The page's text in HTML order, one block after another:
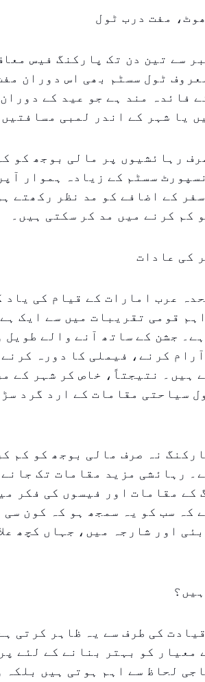
مفت درب ٹول
سے تین دن تک پارکنگ فیس
ٹول سسٹم بھی اس دوران
فائدہ مند ہے جو عید کے
یا شہر کے اندر لمبی مسافتیں
رہائشیوں پر مالی بوجھ کو
سسٹم کے زیادہ ہموار
کے اضافے کو مد نظر رکھتے
کم کرنے میں مد کر سکتی ہیں۔
کی عادات
عرب امارات کے قیام کی یاد
قومی تقریبات میں سے ایک
جشن کے ساتھ آنے والے طویل
کرنے، فیملی کا دورہ
ہیں۔ نتیجتاً، خاص کر شہر کے
سیاحتی مقامات کے ارد گرد
نہ صرف مالی بوجھ کو کم
رہائشی مزید مقامات تک
مقامات اور فیسوں کی فکر
کہ سب کو یہ سمجھ ہو کہ کون
اور شارجہ میں، جہاں کچھ
کی طرف سے یہ ظاہر کرتی
معیار کو بہتر بنانے کے لئے
لحاظ سے اہم ہوتی ہیں بلکہ